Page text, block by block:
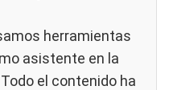
herramientas
asistente en la
el contenido ha